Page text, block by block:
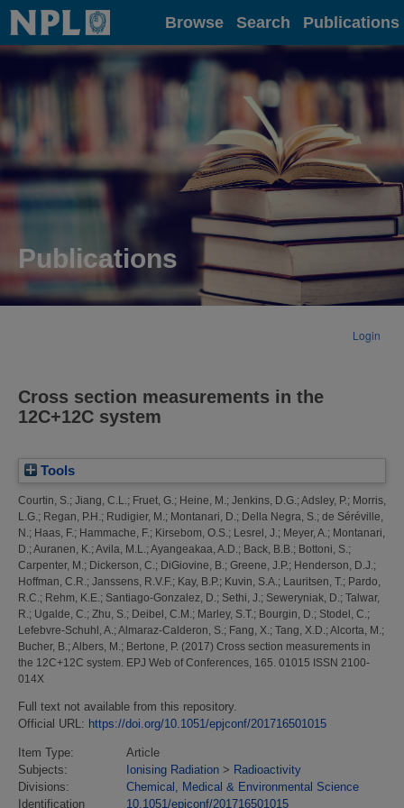
Home Browse Search Publications
Publications
Login
Cross section measurements in the
12C+12C system
Tools
Courtin, S.; Jiang, C.L.; Fruet, G.; Heine, M.; Jenkins, D.G.; Adsley, P.; Morris,
L.G.; Regan, P.H.; Rudigier, M.; Montanari, D.; Della Negra, S.; de Séréville,
N.; Haas, F.; Hammache, F.; Kirsebom, O.S.; Lesrel, J.; Meyer, A.; Montanari,
D.; Auranen, K.; Avila, M.L.; Ayangeakaa, A.D.; Back, B.B.; Bottoni, S.;
Carpenter, M.; Dickerson, C.; DiGiovine, B.; Greene, J.P.; Henderson, D.J.;
Hoffman, C.R.; Janssens, R.V.F.; Kay, B.P.; Kuvin, S.A.; Lauritsen, T.; Pardo,
R.C.; Rehm, K.E.; Santiago-Gonzalez, D.; Sethi, J.; Seweryniak, D.; Talwar,
R.; Ugalde, C.; Zhu, S.; Deibel, C.M.; Marley, S.T.; Bourgin, D.; Stodel, C.;
Lefebvre-Schuhl, A.; Almaraz-Calderon, S.; Fang, X.; Tang, X.D.; Alcorta, M.;
Bucher, B.; Albers, M.; Bertone, P. (2017) Cross section measurements in
the 12C+12C system. EPJ Web of Conferences, 165. 01015 ISSN 2100-
014X
Full text not available from this repository.
Official URL: https://doi.org/10.1051/epjconf/201716501015
Item Type:
Article
Subjects:
Ionising Radiation > Radioactivity
Divisions:
Chemical, Medical & Environmental Science
Identification
10.1051/epjconf/201716501015